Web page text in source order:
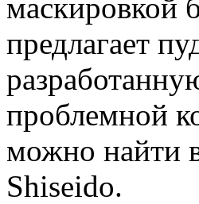
маскировкой
предлагает
проблемной
можно найти
Shiseido.